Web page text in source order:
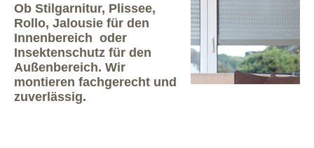
Ob Stilgarnitur, Plissee,
Rollo, Jalousie für den
Innenbereich oder
Insektenschutz für den
Außenbereich. Wir
montieren fachgerecht und
zuverlässig.